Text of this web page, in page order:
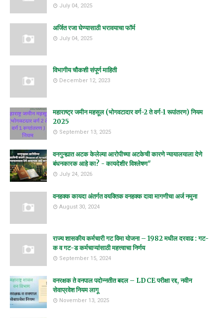
July 04, 2025
अर्जित रजा घेण्यासाठी भरावयाचा फॉर्म
July 04, 2025
विभागीय चौकशी संपूर्ण माहिती
December 12, 2023
महाराष्ट्र जमीन महसूल (भोगवटादार वर्ग-2 ते वर्ग-1 रूपांतरण) नियम
2025
September 13, 2025
वनगुन्ह्यात अटक केलेल्या आरोपीच्या अटकेची कारणे न्यायालयाला देणे
बंधनकारक आहे का? - कायदेशीर विश्लेषण"
July 24, 2026
वनहक्क कायदा अंतर्गत वयक्तिक वनहक्क दावा मागणीचा अर्ज नमुना
August 30, 2024
राज्य शासकीय कर्मचारी गट विमा योजना – 1982 मधील दरवाढ : गट-
क व गट-ड कर्मचाऱ्यांसाठी महत्त्वाचा निर्णय
September 15, 2024
वनरक्षक ते वनपाल पदोन्नतीत बदल – LDCE परीक्षा रद्द, नवीन
सेवाप्रवेश नियम लागू
November 13, 2025